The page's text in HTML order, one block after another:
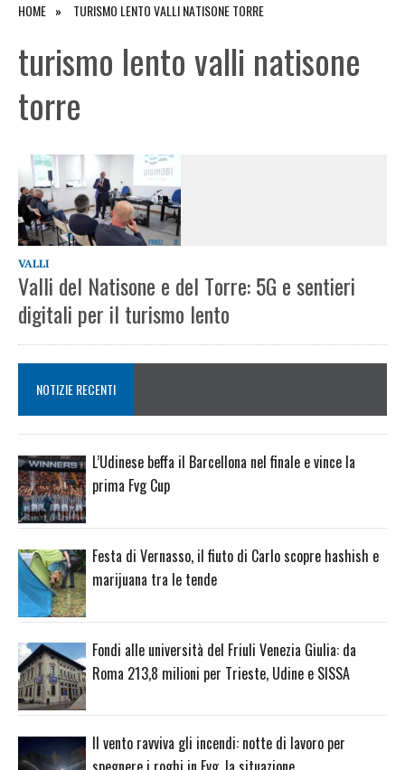
HOME TURISMO LENTO VALLI NATISONE TORRE
turismo lento valli natisone
torre
VALLI
Valli del Natisone e del Torre: 5G e sentieri
digitali per il turismo lento
NOTIZIE RECENTI
L’Udinese beffa il Barcellona nel finale e vince la
prima Fvg Cup
Festa di Vernasso, il fiuto di Carlo scopre hashish e
marijuana tra le tende
Fondi alle università del Friuli Venezia Giulia: da
Roma 213,8 milioni per Trieste, Udine e SISSA
Il vento ravviva gli incendi: notte di lavoro per